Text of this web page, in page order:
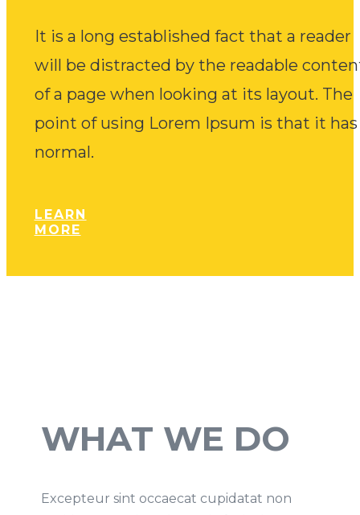
It is a long established fact that a reader
will be distracted by the readable
of a page when looking at its layout. The
point of using Lorem Ipsum is that it has
normal.
LEARN
MORE
WHAT WE DO
Excepteur sint occaecat cupidatat non